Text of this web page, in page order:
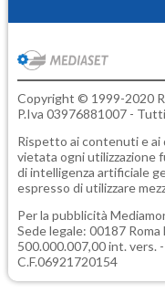
Copyright © 1999-2020
P.Iva 03976881007 -
Rispetto ai contenuti e
vietata ogni utilizzazione
di intelligenza artificiale
espresso di utilizzare
Per la pubblicità
Sede legale: 00187 Roma
500.000.007,00 int. vers.
C.F.06921720154